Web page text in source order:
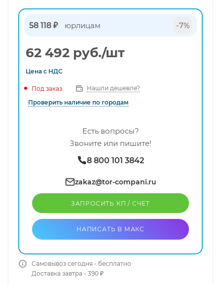
58 118 ₽ юрлицам -7%
62 492 руб./шт
Цена с НДС
Под заказ
Нашли дешевле?
Проверить наличие по городам
Есть вопросы?
Звоните или пишите!
8 800 101 3842
zakaz@tor-compani.ru
ЗАПРОСИТЬ КП / CЧЕТ
НАПИСАТЬ В МАКС
Самовывоз сегодня - бесплатно
Доставка завтра - 390 ₽